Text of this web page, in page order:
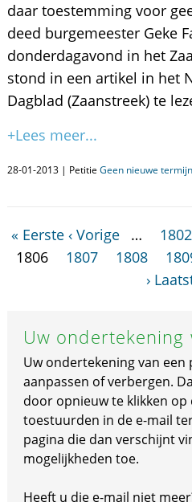
daar toestemming voor
deed burgemeester Geke
donderdagavond in het
stond in een artikel in het
Dagblad (Zaanstreek) te
+Lees meer...
28-01-2013 | Petitie Geen nieuwe
« Eerste ‹ Vorige … 1802
1806
1807 1808
›
Uw ondertekening
Uw ondertekening van
aanpassen of verbergen.
door opnieuw te klikken op
toestuurden in de e-mail
pagina die dan verschijnt
mogelijkheden toe.
Heeft u die e-mail niet